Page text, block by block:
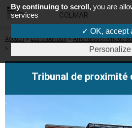
COUR D'APPEL DE
COLMAR
Fil
d'Ariane
Accueil Les tribunaux
Arrondissement de
Tribunal de proximité de Haguenau
Tribunal de proximité
By continuing to scroll, you are
services
✓ OK, accept
Personalize